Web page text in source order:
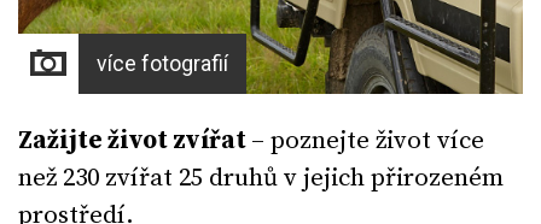
více fotografií
Zažijte život zvířat– poznejte život více
než 230 zvířat 25 druhů v jejich přirozeném
prostředí.